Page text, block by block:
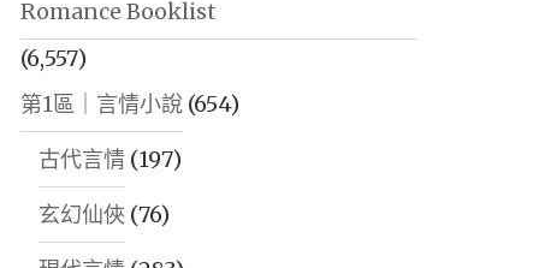
Romance Booklist
(6,557)
第1區｜言情小說(654)
古代言情(197)
玄幻仙俠 (76)